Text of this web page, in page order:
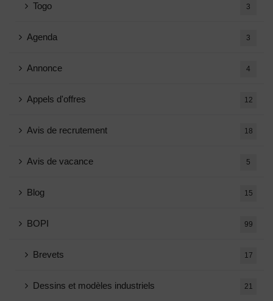
Togo 3
Agenda 3
Annonce 4
Appels d'offres 12
Avis de recrutement 18
Avis de vacance 5
Blog 15
BOPI 99
Brevets 17
Dessins et modèles industriels 21